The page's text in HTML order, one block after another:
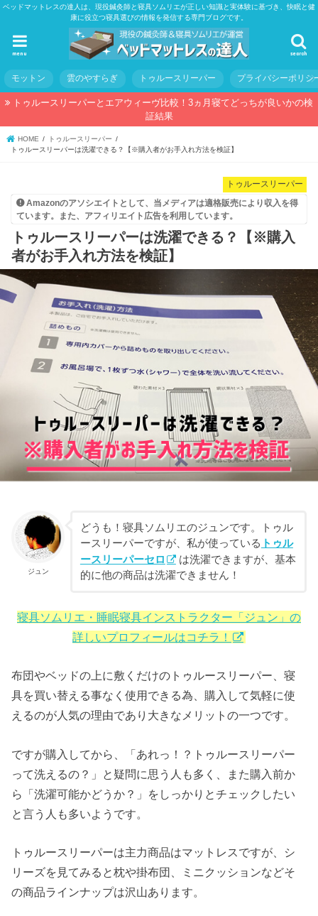
ベッドマットレスの達人は、現役鍼灸師と寝具ソムリエが正しい知識と実体験に基づき、快眠と健
康に役立つ寝具選びの情報を発信する専門ブログです。
search
menu
モットン 雲のやすらぎ トゥルースリーパー プライバシーポリシ
トゥルースリーパーとエアウィーヴ比較！3ヵ月寝てどっちが良いかの検
証結果
HOME
トゥルースリーパー
トゥルースリーパーは洗濯できる？【※購入者がお手入れ方法を検証】
トゥルースリーパー
Amazonのアソシエイトとして、当メディアは適格販売により収入を得
ています。また、アフィリエイト広告を利用しています。
トゥルースリーパーは洗濯できる？【※購入
者がお手入れ方法を検証】
ジュン
どうも！寝具ソムリエのジュンです。トゥル
ースリーパーですが、私が使っている トゥル
ースリーパーセロ
は洗濯できますが、基本
的に他の商品は洗濯できません！
寝具ソムリエ・睡眠寝具インストラクター「ジュン」の
詳しいプロフィールはコチラ！
布団やベッドの上に敷くだけのトゥルースリーパー、寝
具を買い替える事なく使用できる為、購入して気軽に使
えるのが人気の理由であり大きなメリットの一つです。
ですが購入してから、「あれっ！？トゥルースリーパー
って洗えるの？」と疑問に思う人も多く、また購入前か
ら「洗濯可能かどうか？」をしっかりとチェックしたい
と言う人も多いようです。
トゥルースリーパーは主力商品はマットレスですが、シ
リーズを見てみると枕や掛布団、ミニクッションなどそ
の商品ラインナップは沢山あります。